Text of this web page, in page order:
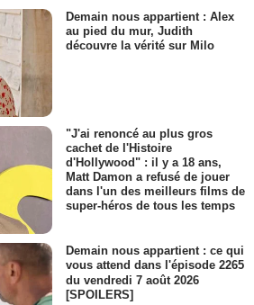
Demain nous appartient : Alex
au pied du mur, Judith
découvre la vérité sur Milo
"J'ai renoncé au plus gros
cachet de l'Histoire
d'Hollywood" : il y a 18 ans,
Matt Damon a refusé de jouer
dans l'un des meilleurs films de
super-héros de tous les temps
Demain nous appartient : ce qui
vous attend dans l'épisode 2265
du vendredi 7 août 2026
[SPOILERS]